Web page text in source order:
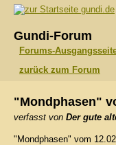
gundi.de
Gundi-Forum
Forums-
zurück zum Forum
"Mondphasen"
verfasst von Der gute
"Mondphasen" vom